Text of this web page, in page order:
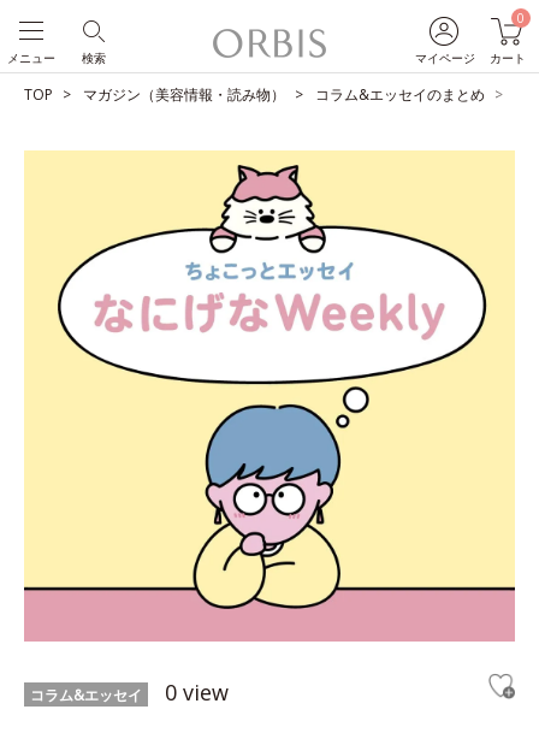
マイページ
0
カート
検索
メニュー
TOP マガジン（美容情報・読み物） コラム&エッセイのまとめ
コラム&エッセイ 0 view